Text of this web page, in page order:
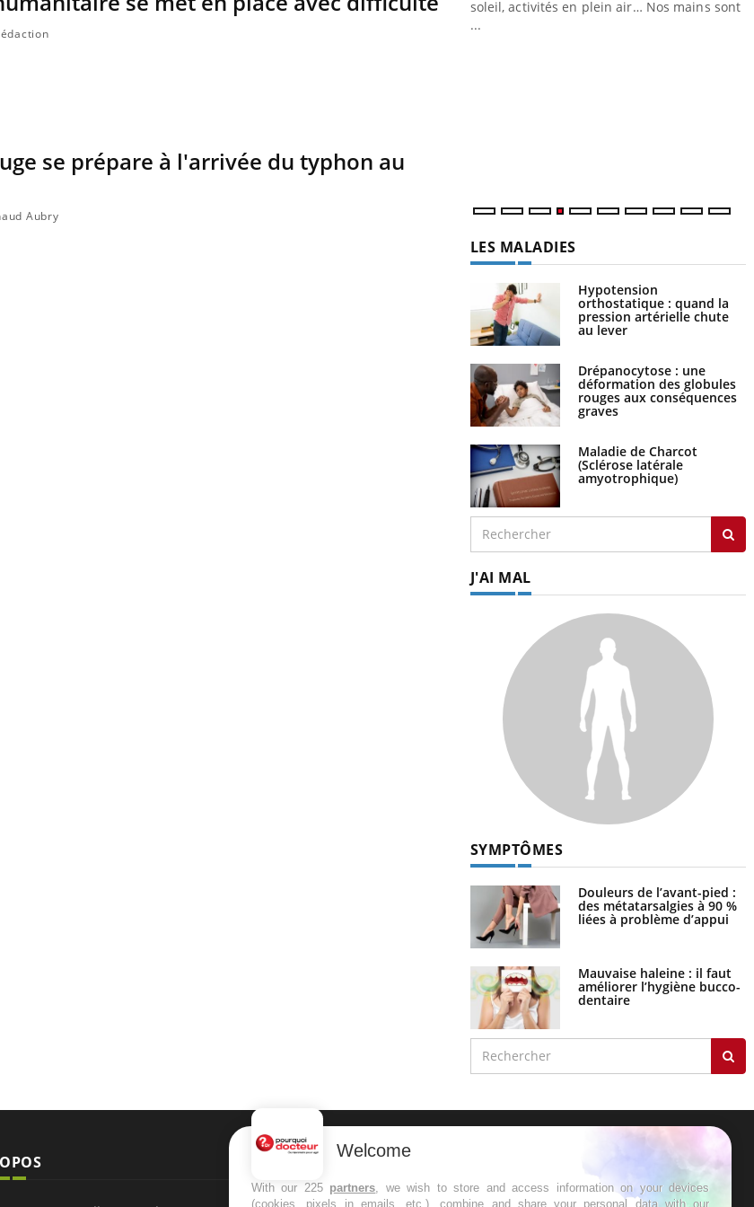
se prépare à l'arrivée du typhon au
Aubry
sont multiples ce qui la rend patients comme parfois chez les soignants.
soleil, activités en plein air… Nos mains sont
...
LES MALADIES
Hypotension
orthostatique : quand la
pression artérielle chute
au lever
Drépanocytose : une
déformation des globules
rouges aux conséquences
graves
Maladie de Charcot
(Sclérose latérale
amyotrophique)
J'AI MAL
SYMPTÔMES
Douleurs de l’avant-pied :
des métatarsalgies à 90 %
liées à problème d’appui
Mauvaise haleine : il faut
améliorer l’hygiène bucco-
dentaire
NEWSLETTER
Welcome
With our 225 partners, we wish to store and access information on your devices
(cookies, pixels in emails, etc.), combine and share your personal data with our